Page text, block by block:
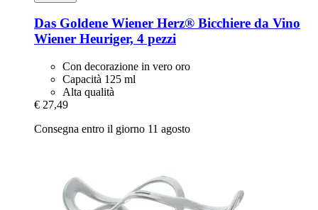
Das Goldene Wiener Herz® Bicchiere da Vino
Wiener Heuriger, 4 pezzi
Con decorazione in vero oro
Capacità 125 ml
Alta qualità
€ 27,49
Consegna entro il giorno 11 agosto